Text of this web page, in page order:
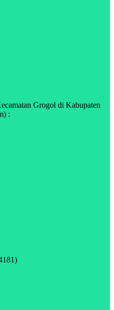
Grogol di Kabupaten
: